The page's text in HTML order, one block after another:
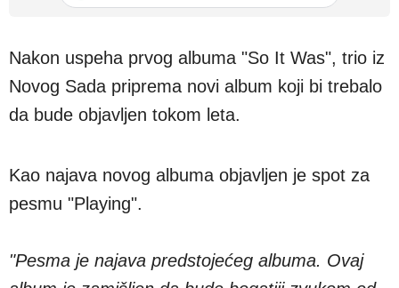
Nakon uspeha prvog albuma "So It Was", trio iz
Novog Sada priprema novi album koji bi trebalo
da bude objavljen tokom leta.
Kao najava novog albuma objavljen je spot za
pesmu "Playing".
"Pesma je najava predstojećeg albuma. Ovaj